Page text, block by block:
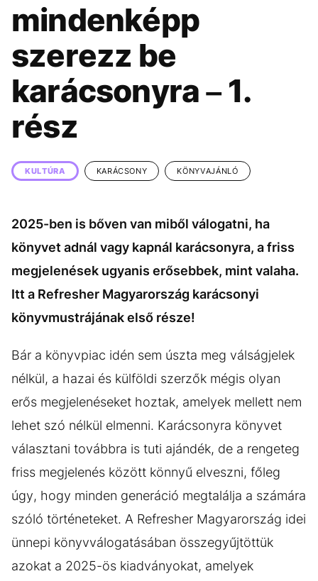
KÖZÉLET
ÉLETMÓD DESIGN
BESZÉLGETÉSEK ARCOK
VIDEÓ TÖRTÉNETEK
GASZTRO
mindenképp
szerezz be
karácsonyra – 1.
rész
KULTÚRA KARÁCSONY KÖNYVAJÁNLÓ
2025-ben is bőven van miből válogatni, ha
könyvet adnál vagy kapnál karácsonyra, a friss
megjelenések ugyanis erősebbek, mint valaha.
Itt a Refresher Magyarország karácsonyi
könyvmustrájának első része!
Bár a könyvpiac idén sem úszta meg válságjelek
nélkül, a hazai és külföldi szerzők mégis olyan
erős megjelenéseket hoztak, amelyek mellett nem
lehet szó nélkül elmenni. Karácsonyra könyvet
választani továbbra is tuti ajándék, de a rengeteg
friss megjelenés között könnyű elveszni, főleg
úgy, hogy minden generáció megtalálja a számára
szóló történeteket. A Refresher Magyarország idei
ünnepi könyvválogatásában összegyűjtöttük
azokat a 2025-ös kiadványokat, amelyek